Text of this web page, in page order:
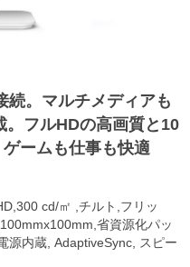
。マルチメディアも
。フルHDの高画質と10
ームも仕事も快適
cd/㎡ ,チルト,フリッ
省資源化パッ
源内蔵, AdaptiveSync, スピー